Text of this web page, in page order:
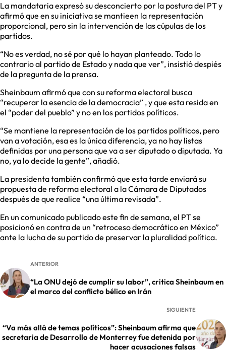
La mandataria expresó su desconcierto por la postura del PT y
afirmó que en su iniciativa se mantieen la representación
proporcional, pero sin la intervención de las cúpulas de los
partidos.
“No es verdad, no sé por qué lo hayan planteado. Todo lo
contrario al partido de Estado y nada que ver”, insistió despiés
de la pregunta de la prensa.
Sheinbaum afirmó que con su reforma electoral busca
“recuperar la esencia de la democracia” , y que esta resida en
el “poder del pueblo” y no en los partidos políticos.
“Se mantiene la representación de los partidos políticos, pero
van a votación, esa es la única diferencia, ya no hay listas
definidas por una persona que va a ser diputado o diputada. Ya
no, ya lo decide la gente”, añadió.
La presidenta también confirmó que esta tarde enviará su
propuesta de reforma electoral a la Cámara de Diputados
después de que realice “una última revisada”.
En un comunicado publicado este fin de semana, el PT se
posicionó en contra de un “retroceso democrático en México”
ante la lucha de su partido de preservar la pluralidad política.
ANTERIOR
“La ONU dejó de cumplir su labor”, critica Sheinbaum en
el marco del conflicto bélico en Irán
SIGUIENTE
“Va más allá de temas políticos”: Sheinbaum afirma que
secretaria de Desarrollo de Monterrey fue detenida por
hacer acusaciones falsas